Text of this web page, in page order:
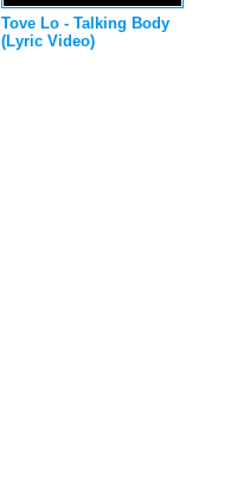
Tove Lo - Talking Body
(Lyric Video)